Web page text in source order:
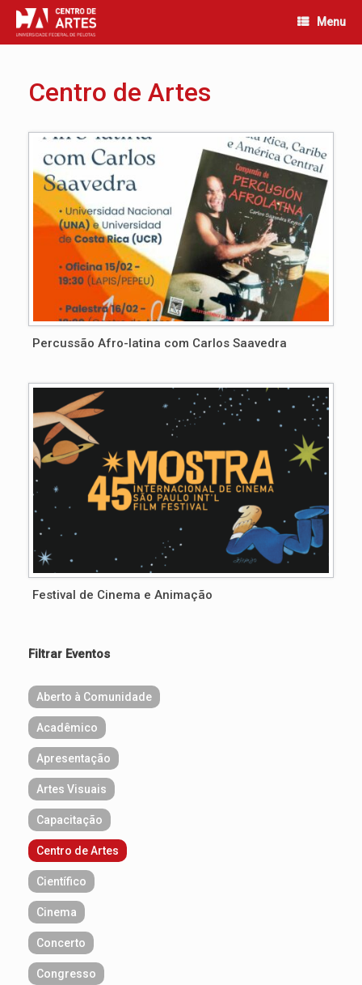
Skip
content
Menu
Centro de Artes
Percussão Afro-latina com Carlos Saavedra
Festival de Cinema e Animação
Filtrar Eventos
Aberto à Comunidade
Acadêmico
Apresentação
Artes Visuais
Capacitação
Centro de Artes
Científico
Cinema
Concerto
Congresso